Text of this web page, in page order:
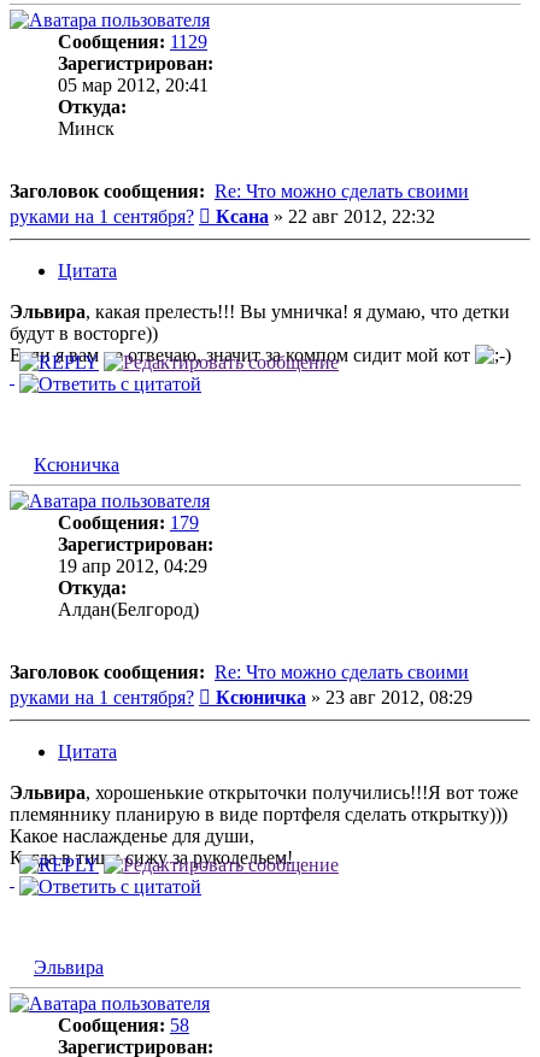
Сообщения: 1129
Зарегистрирован:
05 мар 2012, 20:41
Откуда:
Минск
Заголовок сообщения: Re: Что можно сделать своими
руками на 1 сентября?
Сообщение
Ксана » 22 авг 2012, 22:32
Цитата
Эльвира, какая прелесть!!! Вы умничка! я думаю, что детки
будут в восторге))
Если я вам не отвечаю, значит за компом сидит мой кот
Ксюничка
Сообщения: 179
Зарегистрирован:
19 апр 2012, 04:29
Откуда:
Алдан(Белгород)
Заголовок сообщения: Re: Что можно сделать своими
руками на 1 сентября?
Сообщение
Ксюничка » 23 авг 2012, 08:29
Цитата
Эльвира, хорошенькие открыточки получились!!!Я вот тоже
племяннику планирую в виде портфеля сделать открытку)))
Какое наслажденье для души,
Когда в тиши сижу за рукодельем!
Эльвира
Сообщения: 58
Зарегистрирован: